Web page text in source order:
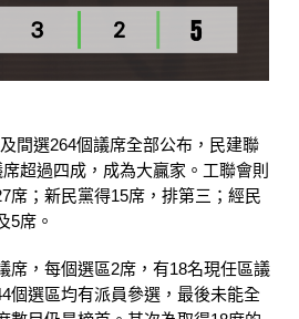
間選264個議席全部公布，民建聯
超過四成，成為大贏家。工聯會則
席；新民黨得15席，排第三；經民
5席。
席，每個選區2席， 有18名現任區議
個選區均有派員參選，最後未能全